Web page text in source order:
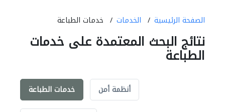
الصفحة الرئيسية الخدمات خدمات الطباعة
نتائج البحث المعتمدة على خدمات
الطباعة
خدمات الطباعة أنظمة أمن